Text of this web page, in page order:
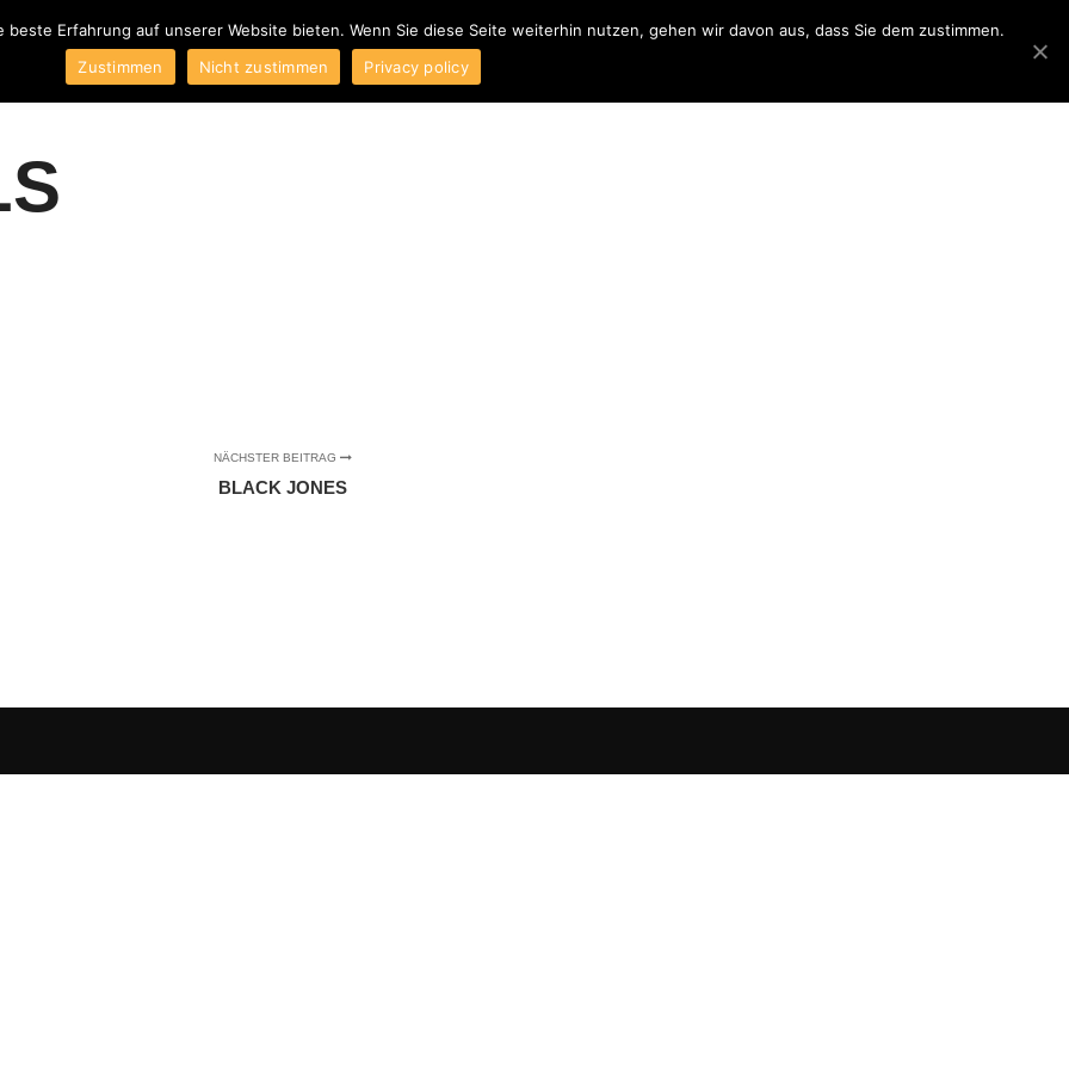
Blog Produkte Kontakt AGB Impressum
NÄCHSTER BEITRAG
BLACK JONES
Erfahrung auf unserer Website bieten. Wenn Sie diese Seite weiterhin nutzen, gehen wir davon aus, dass Sie dem zustimmen.
Zustimmen
Nicht zustimmen Privacy policy